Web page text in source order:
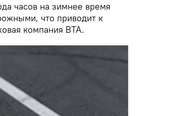
часов на зимнее время
что приводит к
компания BTA.